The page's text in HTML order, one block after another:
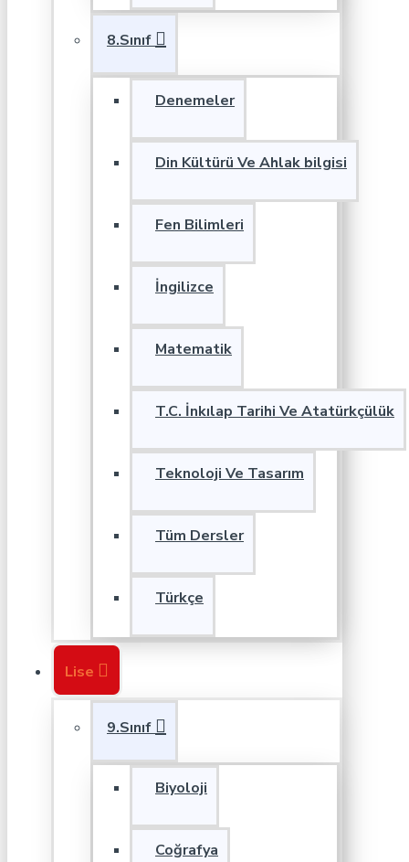
8.Sınıf
Denemeler
Din Kültürü Ve Ahlak bilgisi
Fen Bilimleri
İngilizce
Matematik
T.C. İnkılap Tarihi Ve Atatürkçülük
Teknoloji Ve Tasarım
Tüm Dersler
Türkçe
Lise
9.Sınıf
Biyoloji
Coğrafya